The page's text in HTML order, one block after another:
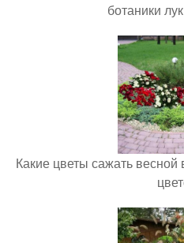
ботаники
Какие цветы сажать